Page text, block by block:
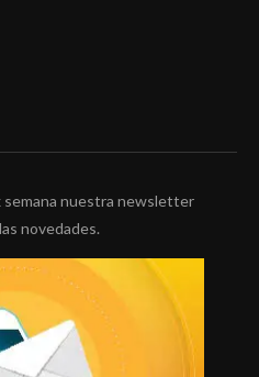
semana nuestra newsletter
novedades.